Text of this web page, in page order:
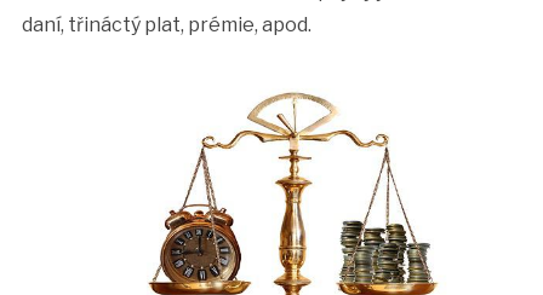
daní, třináctý plat, prémie, apod.